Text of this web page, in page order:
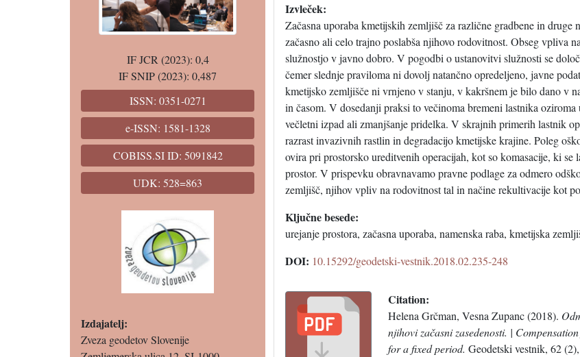
IF JCR (2023): 0,4
IF SNIP (2023): 0,487
ISSN: 0351-0271
e-ISSN: 1581-1328
COBISS.SI ID: 5091842
UDK: 528=863
Izdajatelj:
Zveza geodetov Slovenije
Izvleček:
Začasna uporaba kmetijskih zemljišč za različne gradbene in
začasno ali celo trajno poslabša njihovo rodovitnost. Obseg vpliva
služnostjo v javno dobro. V pogodbi o ustanovitvi služnosti se
čemer slednje praviloma ni dovolj natančno opredeljeno, javne
kmetijsko zemljišče ni vrnjeno v stanju, v kakršnem je bilo dano v
in časom. V dosedanji praksi to večinoma bremeni lastnika
večletni izpad ali zmanjšanje pridelka. V skrajnih primerih lastnik
razrast invazivnih rastlin in degradacijo kmetijske krajine. Poleg
ovira pri prostorsko ureditvenih operacijah, kot so komasacije, ki
prostor. V prispevku obravnavamo pravne podlage za odmero
zemljišč, njihov vpliv na rodovitnost tal in načine rekultivacije kot
Ključne besede:
urejanje prostora, začasna uporaba, namenska raba, kmetijska
DOI: 10.15292/geodetski-vestnik.2018.02.235-248
Citation:
Helena Grčman, Vesna Zupanc (2018).
njihovi začasni zasedenosti. |
for a fixed period. Geodetski vestnik, 62